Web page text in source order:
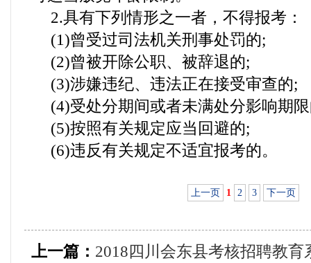
2.具有下列情形之一者，不得报考：
(1)曾受过司法机关刑事处罚的;
(2)曾被开除公职、被辞退的;
(3)涉嫌违纪、违法正在接受审查的;
(4)受处分期间或者未满处分影响期
(5)按照有关规定应当回避的;
(6)违反有关规定不适宜报考的。
上一页 1 2 3 下一页
上一篇： 2018四川会东县考核招聘教